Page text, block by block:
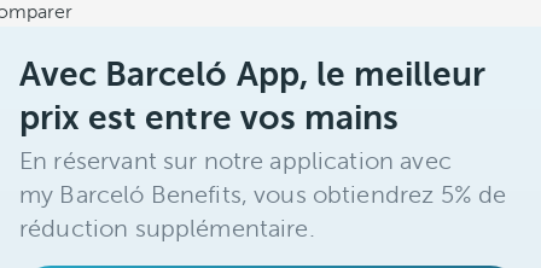
Avec Barceló App, le meilleur
prix est entre vos mains
En réservant sur notre application avec
my Barceló Benefits, vous obtiendrez 5% de
réduction supplémentaire.